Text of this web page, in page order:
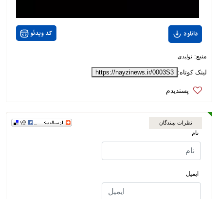
دانلود کد ویدئو
منبع: تولیدی
لینک کوتاه: https://nayzinews.ir/0003S3
نظرات بینندگان
نام
ایمیل